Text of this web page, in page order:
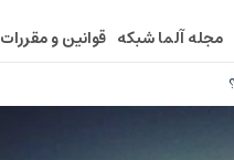
مجله آلما شبکه قوانین و مقررات